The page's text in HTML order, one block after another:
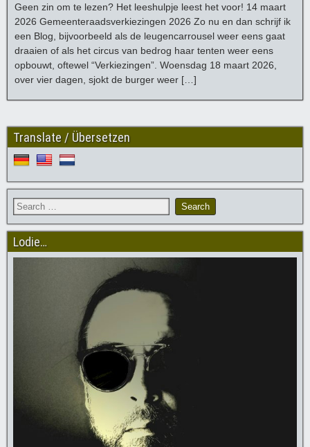
Geen zin om te lezen? Het leeshulpje leest het voor! 14 maart
2026 Gemeenteraadsverkiezingen 2026 Zo nu en dan schrijf ik
een Blog, bijvoorbeeld als de leugencarrousel weer eens gaat
draaien of als het circus van bedrog haar tenten weer eens
opbouwt, oftewel “Verkiezingen”. Woensdag 18 maart 2026,
over vier dagen, sjokt de burger weer […]
Translate / Übersetzen
Lodie…